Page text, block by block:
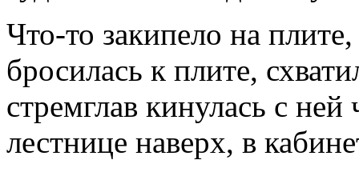
Что-то закипело на
бросилась к плите,
стремглав кинулась с
лестнице наверх, в